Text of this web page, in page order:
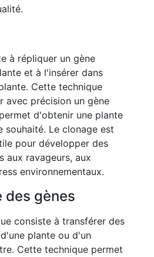
à répliquer un gène
et à l'insérer dans
Cette technique
avec précision un gène
d'obtenir une plante
souhaité. Le clonage est
pour développer des
aux ravageurs, aux
environnementaux.
des gènes
consiste à transférer des
plante ou d'un
Cette technique permet